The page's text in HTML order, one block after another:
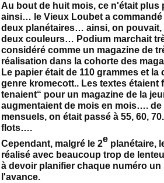
Au bout de huit mois, ce n'était plus
ainsi… le Vieux Loubet a commandé
deux planétaires… ainsi, on
deux couleurs… Podium marchait
considéré comme un magazine de
réalisation dans la cohorte des
Le papier était de 110 grammes et la
genre kromecott.. Les textes étaient
tenaient“ pour un magazine de la
augmentaient de mois en mois…. de
mensuels, on était passé à 55, 60,
flots….
Cependant, malgré le 2e planétaire,
réalisé avec beaucoup trop de
à devoir planifier chaque numéro un
l'avance.